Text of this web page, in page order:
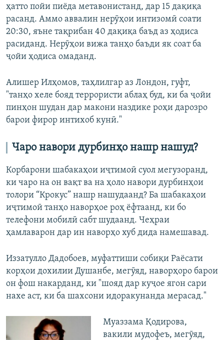
ҳатто пойи пиёда метавонистанд, дар 15 дақиқа
расанд. Аммо аввалин нерӯҳои интизомӣ соати
20:30, яъне тақрибан 40 дақиқа баъд аз ҳодиса
расиданд. Нерӯҳои вижа танҳо баъди як соат ба
ҷойи ҳодиса омаданд.
Алишер Илҳомов, таҳлилгар аз Лондон, гуфт,
"танҳо хеле бояд террористи аблаҳ буд, ки ба ҷойи
пинҳон шудан дар макони наздике роҳи дарозро
барои фирор интихоб кунӣ."
Чаро навори дурбинҳо нашр нашуд?
Корбарони шабакаҳои иҷтимоӣ суол мегузоранд,
ки чаро на он вақт ва на ҳоло навори дурбинҳои
толори “Крокус” нашр нашудаанд? Ба шабакаҳои
иҷтимоӣ танҳо наворҳое роҳ ёфтаанд, ки бо
телефони мобилӣ сабт шудаанд. Чеҳраи
ҳамлаварон дар ин наворҳо хуб дида намешавад.
Иззатулло Дадобоев, муфаттиши собиқи Раёсати
корҳои дохилии Душанбе, мегӯяд, наворҳоро барои
он фош накарданд, ки "шояд дар куҷое ягон сари
нахе аст, ки ба шахсони идоракунанда мерасад."
Муаззама Қодирова,
вакили мудофеъ, мегӯяд,